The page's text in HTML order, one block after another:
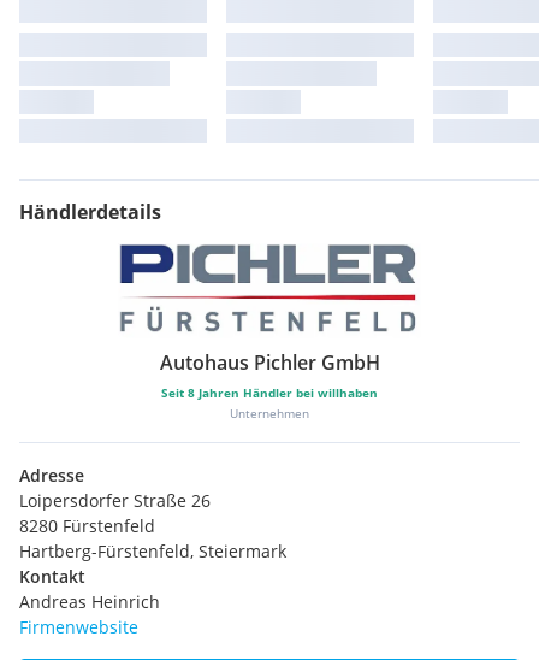
Händlerdetails
Autohaus Pichler GmbH
Seit 8 Jahren Händler bei willhaben
Unternehmen
Adresse
Loipersdorfer Straße 26
8280 Fürstenfeld
Hartberg-Fürstenfeld, Steiermark
Kontakt
Andreas Heinrich
Firmenwebsite